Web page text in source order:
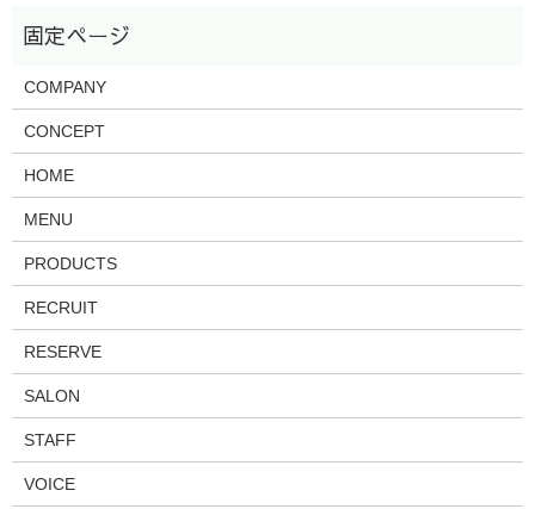
COMPANY
CONCEPT
HOME
MENU
PRODUCTS
RECRUIT
RESERVE
SALON
STAFF
VOICE